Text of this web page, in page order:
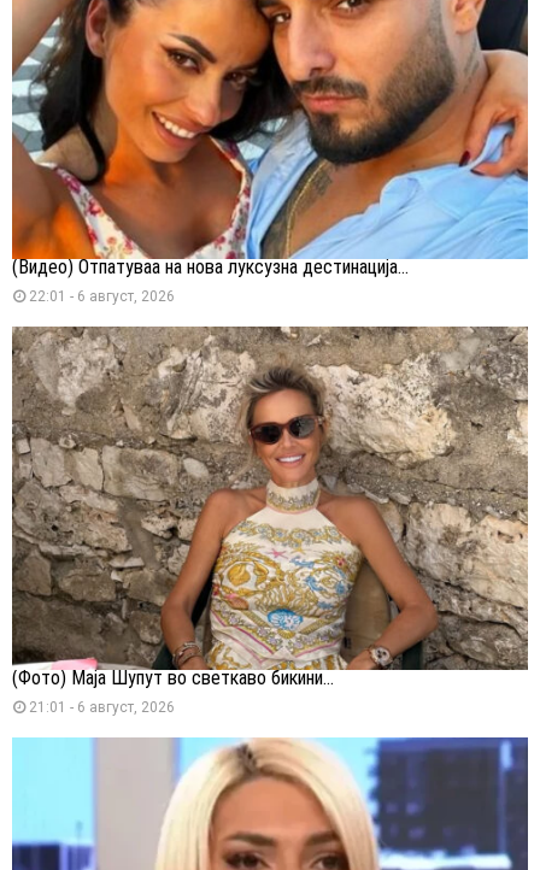
(Видео) Отпатуваа на нова луксузна дестинација...
22:01 - 6 август, 2026
(Фото) Маја Шупут во светкаво бикини...
21:01 - 6 август, 2026